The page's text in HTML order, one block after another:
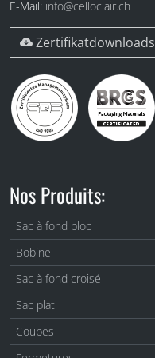
E-Mail: info@celloclair.ch
Zertifikatdownloads
Nos Produits:
Sac à fond bloc
Bobine
Sac à fond croisé
Sac plat
Coupes